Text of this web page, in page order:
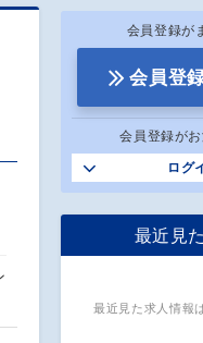
会員登録が
会員登
会員登録が
ログ
最近見
最近見た求人情報